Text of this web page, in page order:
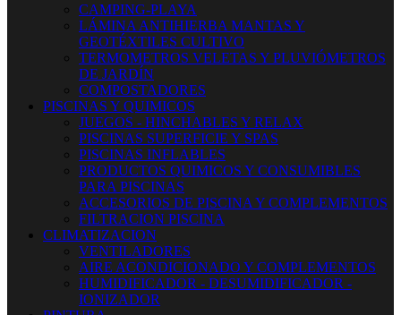
CAMPING-PLAYA
LÁMINA ANTIHIERBA MANTAS Y
GEOTÉXTILES CULTIVO
TERMOMETROS VELETAS Y PLUVIÓMETROS
DE JARDÍN
COMPOSTADORES
PISCINAS Y QUIMICOS
JUEGOS - HINCHABLES Y RELAX
PISCINAS SUPERFICIE Y SPAS
PISCINAS INFLABLES
PRODUCTOS QUIMICOS Y CONSUMIBLES
PARA PISCINAS
ACCESORIOS DE PISCINA Y COMPLEMENTOS
FILTRACION PISCINA
CLIMATIZACION
VENTILADORES
AIRE ACONDICIONADO Y COMPLEMENTOS
HUMIDIFICADOR - DESUMIDIFICADOR -
IONIZADOR